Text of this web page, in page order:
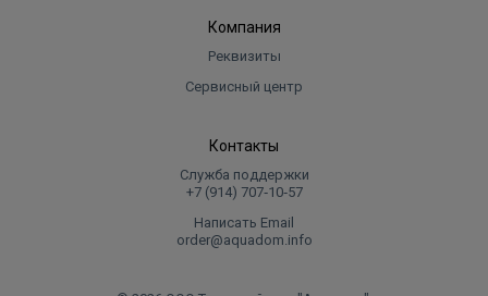
Компания
Реквизиты
Сервисный центр
Контакты
Служба поддержки
+7 (914) 707‑10‑57
Написать Email
order@aquadom.info